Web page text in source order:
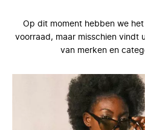
Op dit moment hebben we
voorraad, maar misschien vindt
van merken en